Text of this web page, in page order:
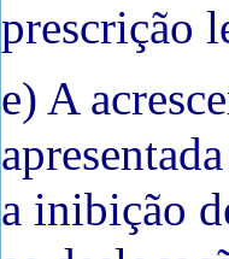
prescrição
e) A
a inibição